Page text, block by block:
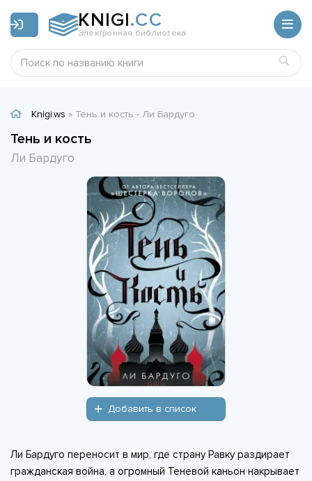
KNIGI.CC
Электронная библиотека
Knigi.ws » Тень и кость - Ли Бардуго
Тень и кость
Ли Бардуго
Добавить в список
Ли Бардуго переносит в мир, где страну Равку раздирает
гражданская война, а огромный Теневой каньон накрывает